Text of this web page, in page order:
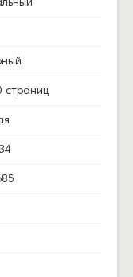
страниц